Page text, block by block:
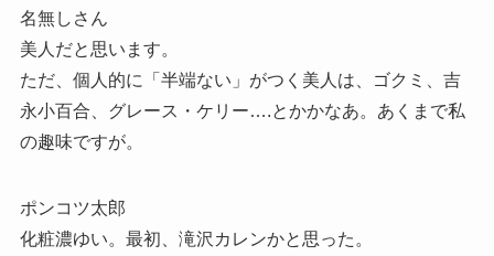
名無しさん
美人だと思います。
ただ、個人的に「半端ない」がつく美人は、ゴクミ、吉
永小百合、グレース・ケリー….とかかなあ。あくまで私
の趣味ですが。
ポンコツ太郎
化粧濃ゆい。最初、滝沢カレンかと思った。